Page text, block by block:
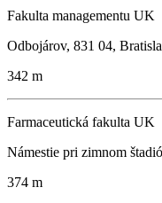
Fakulta managementu UK
Odbojárov, 831 04,
342 m
Farmaceutická fakulta UK
Námestie pri zimnom
374 m